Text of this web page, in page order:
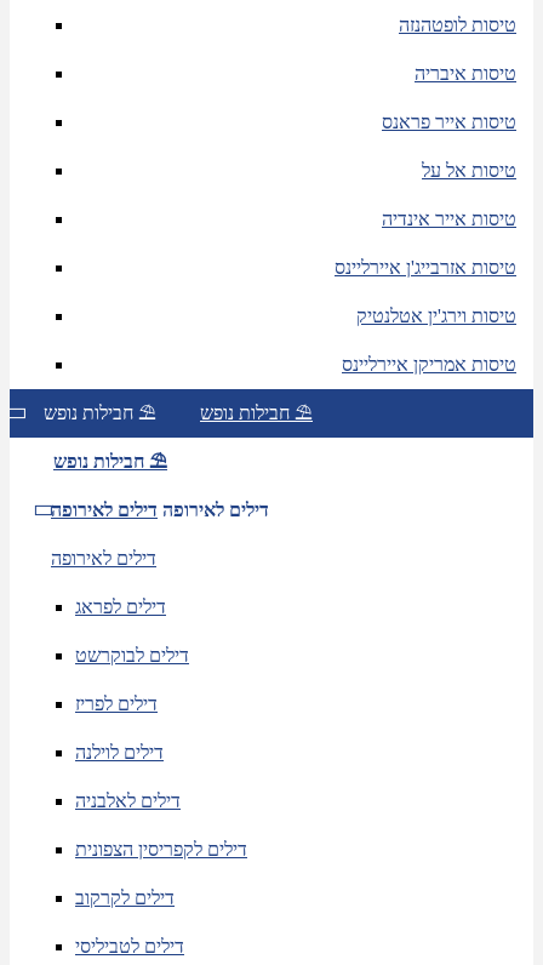
טיסות לופטהנזה
טיסות איבריה
טיסות אייר פראנס
טיסות אל על
טיסות אייר אינדיה
טיסות אזרבייג'ן איירליינס
טיסות וירג'ין אטלנטיק
טיסות אמריקן איירליינס
חבילות נופש ⛱ חבילות נופש ⛱
חבילות נופש ⛱
דילים לאירופה דילים לאירופה
דילים לאירופה
דילים לפראג
דילים לבוקרשט
דילים לפריז
דילים לוילנה
דילים לאלבניה
דילים לקפריסין הצפונית
דילים לקרקוב
דילים לטביליסי